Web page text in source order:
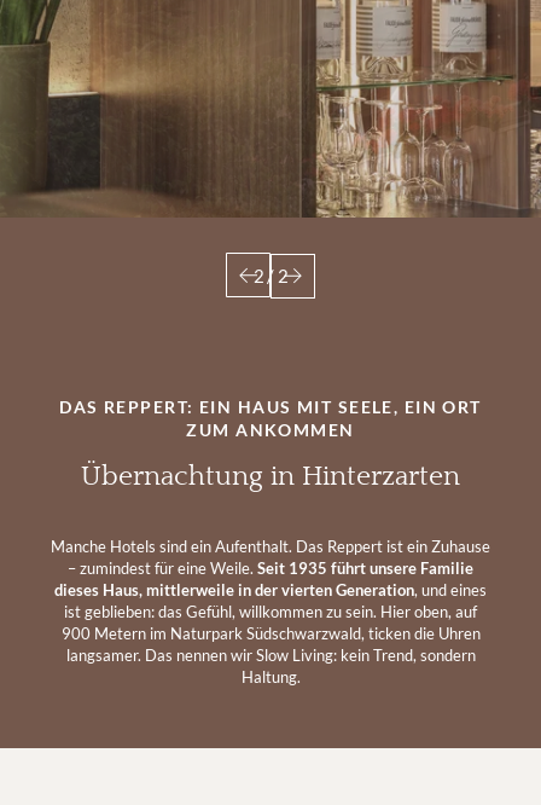
2 / 2
Übernachtung in Hinterzarten
DAS REPPERT: EIN HAUS MIT SEELE, EIN ORT
ZUM ANKOMMEN
Manche Hotels sind ein Aufenthalt. Das Reppert ist ein Zuhause
– zumindest für eine Weile. Seit 1935 führt unsere Familie
dieses Haus, mittlerweile in der vierten Generation, und eines
ist geblieben: das Gefühl, willkommen zu sein. Hier oben, auf
900 Metern im Naturpark Südschwarzwald, ticken die Uhren
langsamer. Das nennen wir Slow Living: kein Trend, sondern
Haltung.